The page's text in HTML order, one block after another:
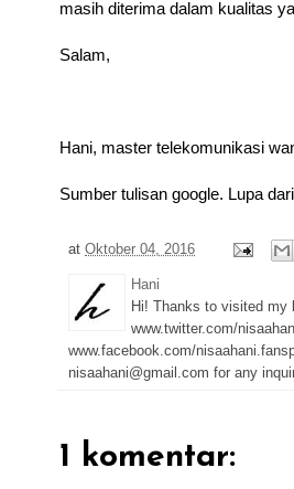
masih diterima dalam kualitas
Salam,
Hani, master telekomunikasi
Sumber tulisan google. Lupa
at Oktober 04, 2016
Hani
Hi! Thanks to visited my
www.twitter.com/
www.facebook.com/
nisaahani@gmail.com for any
1 komentar: